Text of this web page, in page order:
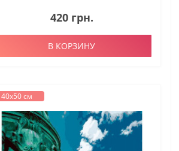
420 грн.
В КОРЗИНУ
40х50 см